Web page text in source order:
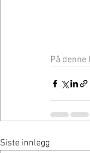
På
Siste innlegg